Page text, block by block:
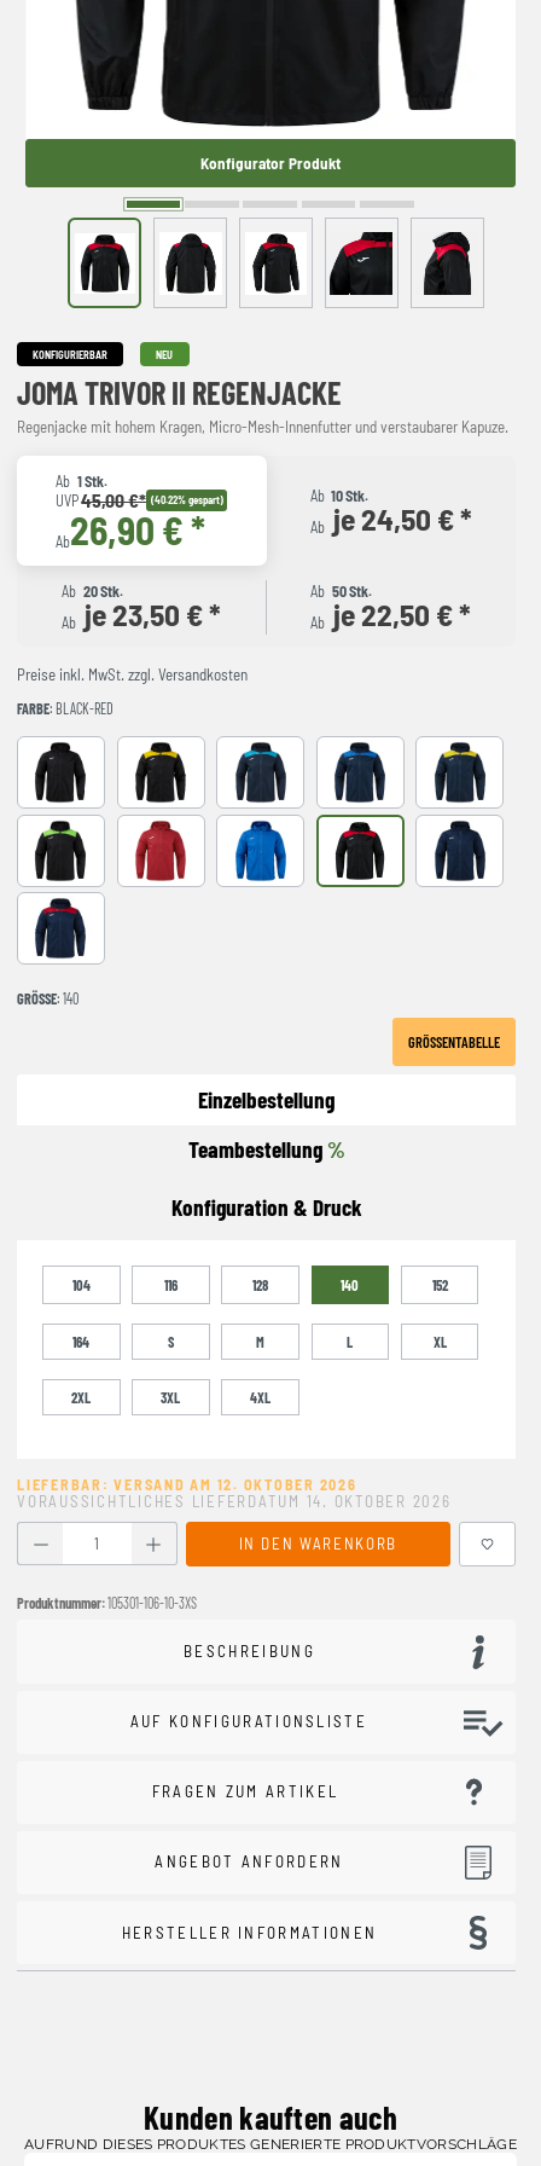
Konfigurator Produkt
KONFIGURIERBAR NEU
JOMA TRIVOR II REGENJACKE
Regenjacke mit hohem Kragen, Micro-Mesh-Innenfutter und verstaubarer Kapuze.
Ab 1 Stk.
UVP45,00 €* (40.22% gespart)
Ab26,90 € *
Ab 10 Stk.
Ab je 24,50 € *
Ab 20 Stk.
Ab je 23,50 € *
Ab 50 Stk.
Ab je 22,50 € *
Preise inkl. MwSt. zzgl. Versandkosten
FARBE: BLACK-RED
Black BLACK-YELLOW DARK NAVY TURQUESANAVY-ROYAL NAVY-
NEGRO-VERDE FLUOR
RED royal BLACK-RED Navy
NAVY-RED
GRÖSSE : 140
GRÖSSENTABELLE
Einzelbestellung
Teambestellung %
Konfiguration & Druck
104 116 128 140 152
164 S M L XL
2XL 3XL 4XL
LIEFERBAR: VERSAND AM 12. OKTOBER 2026
VORAUSSICHTLICHES LIEFERDATUM 14. OKTOBER 2026
Produkt Anzahl: Gib den gewünschten Wert ein oder
IN DEN WARENKORB
Produktnummer:105301-106-10-3XS
BESCHREIBUNG
AUF KONFIGURATIONSLISTE
FRAGEN ZUM ARTIKEL
ANGEBOT ANFORDERN
HERSTELLER INFORMATIONEN
Kunden kauften auch
AUFRUND DIESES PRODUKTES GENERIERTE PRODUKTVORSCHLÄGE